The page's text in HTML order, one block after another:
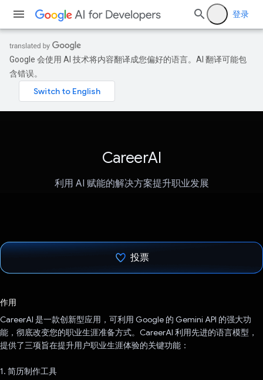
登录
Google 会使用 AI 技术将内容翻译成您偏好的语言。AI 翻译可能包
含错误。
CareerAI
利用 AI 赋能的解决方案提升职业发展
投票
作用
CareerAI 是一款创新型应用，可利用 Google 的 Gemini API 的强大功
能，彻底改变您的职业生涯准备方式。CareerAI 利用先进的语言模型，
提供了三项旨在提升用户职业生涯体验的关键功能：
1. 简历制作工具